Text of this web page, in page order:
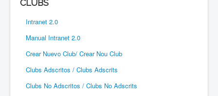
CLUBS
Intranet 2.0
Manual Intranet 2.0
Crear Nuevo Club/ Crear Nou Club
Clubs Adscritos / Clubs Adscrits
Clubs No Adscritos / Clubs No Adscrits